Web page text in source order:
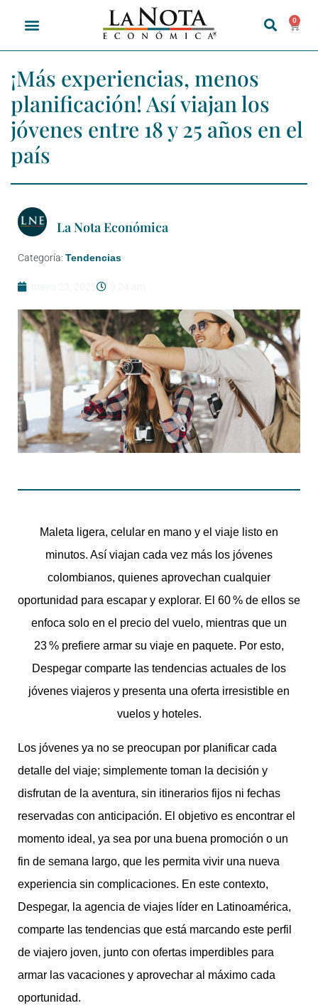
0
¡Más experiencias, menos
planificación! Así viajan los
jóvenes entre 18 y 25 años en el
país
La Nota Económica
Categoría: Tendencias
Maleta ligera, celular en mano y el viaje listo en
minutos. Así viajan cada vez más los jóvenes
colombianos, quienes aprovechan cualquier
oportunidad para escapar y explorar. El 60 % de ellos se
enfoca solo en el precio del vuelo, mientras que un
23 % prefiere armar su viaje en paquete. Por esto,
Despegar comparte las tendencias actuales de los
jóvenes viajeros y presenta una oferta irresistible en
vuelos y hoteles.
Los jóvenes ya no se preocupan por planificar cada
detalle del viaje; simplemente toman la decisión y
disfrutan de la aventura, sin itinerarios fijos ni fechas
reservadas con anticipación. El objetivo es encontrar el
momento ideal, ya sea por una buena promoción o un
fin de semana largo, que les permita vivir una nueva
experiencia sin complicaciones. En este contexto,
Despegar, la agencia de viajes líder en Latinoamérica,
comparte las tendencias que está marcando este perfil
de viajero joven, junto con ofertas imperdibles para
armar las vacaciones y aprovechar al máximo cada
oportunidad.